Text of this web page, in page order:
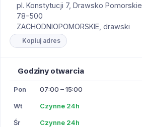
pl. Konstytucji 7, Drawsko Pomorskie
78-500
ZACHODNIOPOMORSKIE, drawski
Kopiuj adres
Godziny otwarcia
Pon 07:00 – 15:00
Wt Czynne 24h
Śr Czynne 24h